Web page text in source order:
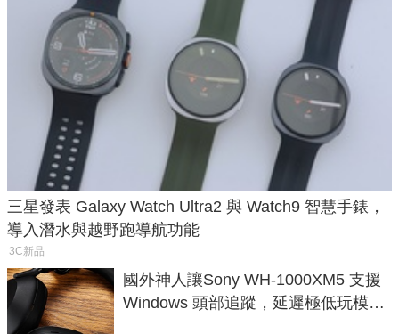
三星發表 Galaxy Watch Ultra2 與 Watch9 智慧手錶，
導入潛水與越野跑導航功能
3C新品
國外神人讓Sony WH-1000XM5 支援
Windows 頭部追蹤，延遲極低玩模擬